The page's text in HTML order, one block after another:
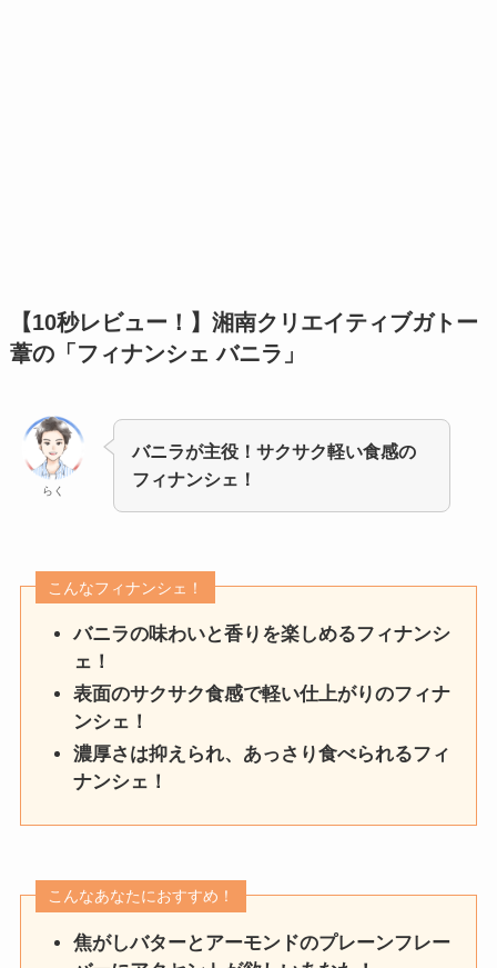
【10秒レビュー！】 湘南クリエイティブガトー
葦の「フィナンシェ バニラ」
らく
バニラが主役！サクサク軽い食感の
フィナンシェ！
こんなフィナンシェ！
バニラの味わいと香りを楽しめるフィナンシ
ェ！
表面のサクサク食感で軽い仕上がりのフィナ
ンシェ！
濃厚さは抑えられ、あっさり食べられるフィ
ナンシェ！
こんなあなたにおすすめ！
焦がしバターとアーモンドのプレーンフレー